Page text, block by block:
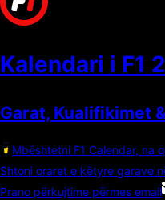
Kalendari i F1
Garat, Kualifikimet
Mbështetni F1 Calendar, na
Shtoni oraret e këtyre garave
Prano përkujtime përmes email